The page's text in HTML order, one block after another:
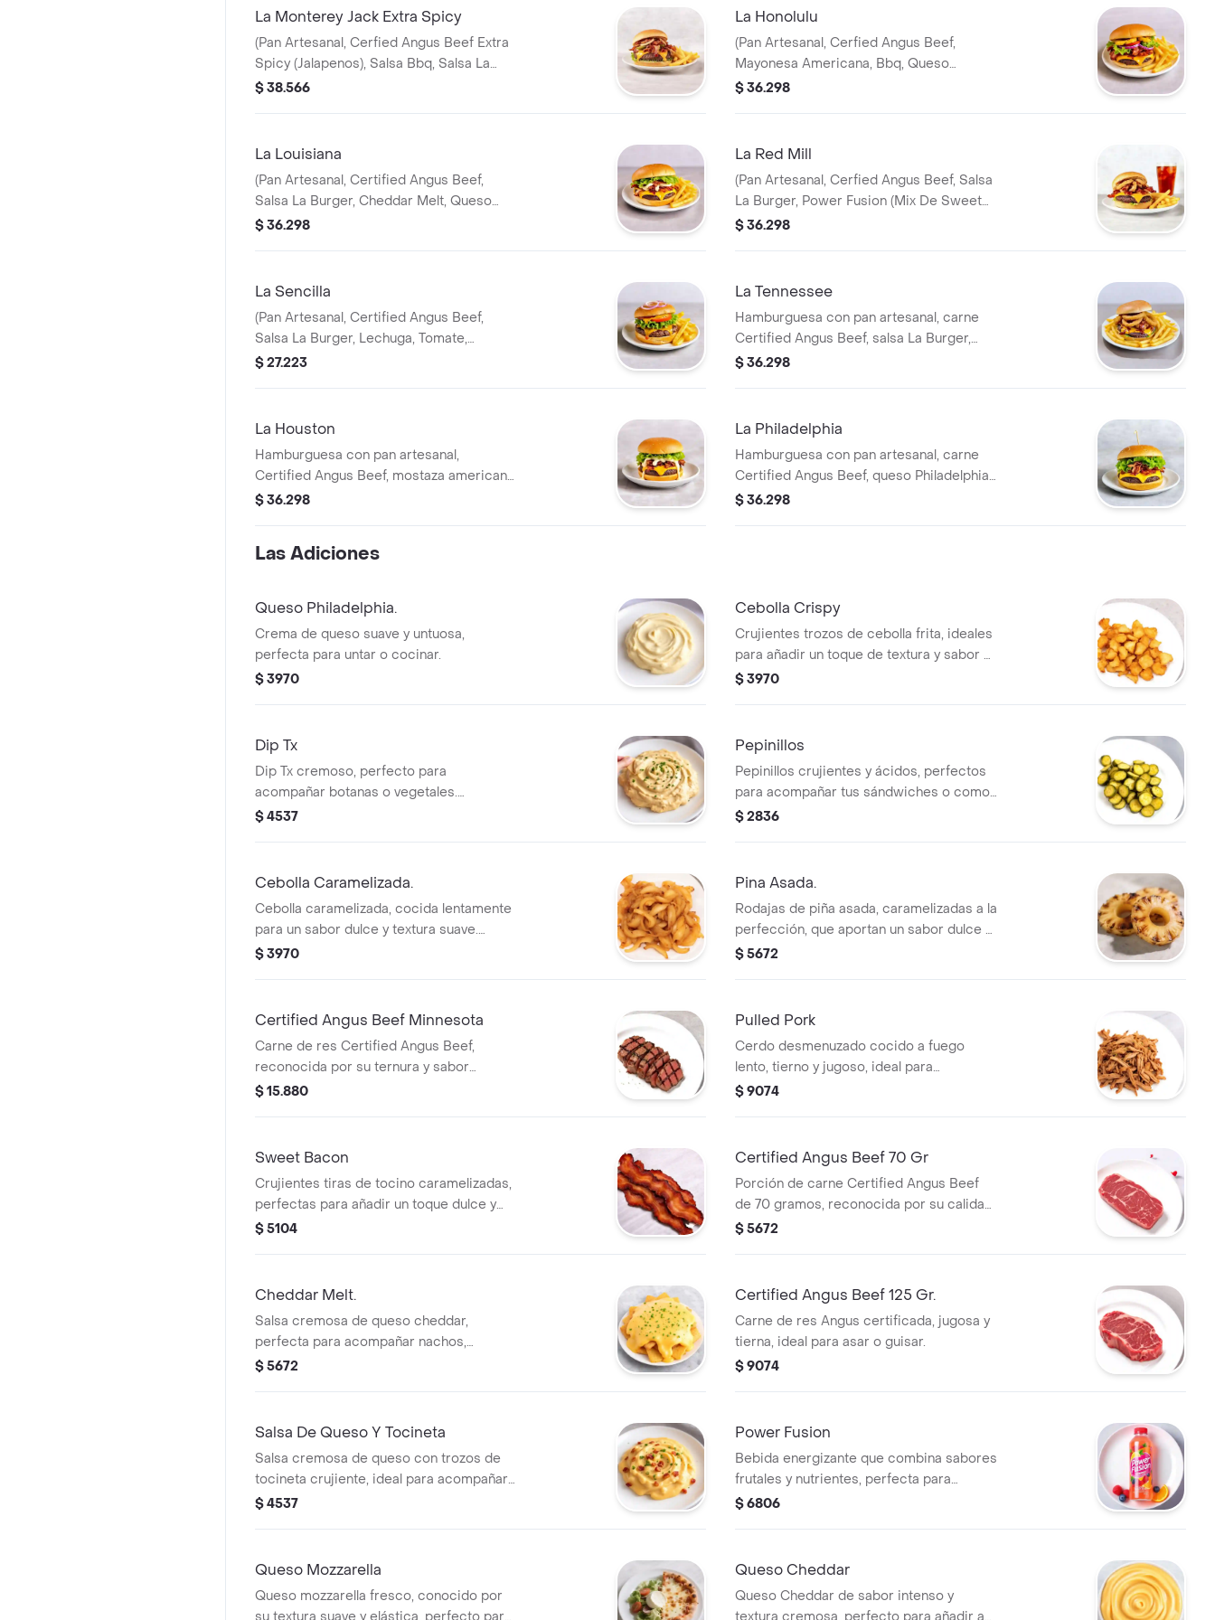
La Monterey Jack Extra Spicy
(Pan Artesanal, Cerfied Angus Beef Extra
Spicy (Jalapenos), Salsa Bbq, Salsa La
Burger, Queso Monterey Jack, Tocineta,
$ 38.566
La Honolulu
(Pan Artesanal, Cerfied Angus Beef,
Mayonesa Americana, Bbq, Queso
Mozzarella, Tocineta, Pina A La Parrilla,
$ 36.298
La Louisiana
(Pan Artesanal, Certified Angus Beef,
Salsa La Burger, Cheddar Melt, Queso
Mozzarella, Queso Philadelphia,
$ 36.298
La Red Mill
(Pan Artesanal, Cerfied Angus Beef, Salsa
La Burger, Power Fusion (Mix De Sweet
Bacon, Cebolla Caramelizada, Queso
$ 36.298
La Sencilla
(Pan Artesanal, Certified Angus Beef,
Salsa La Burger, Lechuga, Tomate,
Cebolla Roja)
$ 27.223
La Tennessee
Hamburguesa con pan artesanal, carne
Certified Angus Beef, salsa La Burger,
salsa Tennessee BBQ, salsa de queso y
$ 36.298
La Houston
Hamburguesa con pan artesanal,
Certified Angus Beef, mostaza americana,
queso cheddar, dip TX (Philadelphia,
$ 36.298
La Philadelphia
Hamburguesa con pan artesanal, carne
Certified Angus Beef, queso Philadelphia,
bacon, lechuga y salsa especial.
$ 36.298
Las Adiciones
Queso Philadelphia.
Crema de queso suave y untuosa,
perfecta para untar o cocinar.
$ 3970
Cebolla Crispy
Crujientes trozos de cebolla frita, ideales
para añadir un toque de textura y sabor a
tus platillos favoritos.
$ 3970
Dip Tx
Dip Tx cremoso, perfecto para
acompañar botanas o vegetales.
Decorado con cebollín picado.
$ 4537
Pepinillos
Pepinillos crujientes y ácidos, perfectos
para acompañar tus sándwiches o como
aperitivo.
$ 2836
Cebolla Caramelizada.
Cebolla caramelizada, cocida lentamente
para un sabor dulce y textura suave.
Perfecta para acompañar tus platos.
$ 3970
Pina Asada.
Rodajas de piña asada, caramelizadas a la
perfección, que aportan un sabor dulce y
ahumado.
$ 5672
Certified Angus Beef Minnesota
Carne de res Certified Angus Beef,
reconocida por su ternura y sabor
excepcional, ideal para asar.
$ 15.880
Pulled Pork
Cerdo desmenuzado cocido a fuego
lento, tierno y jugoso, ideal para
acompañar en tacos o sándwiches.
$ 9074
Sweet Bacon
Crujientes tiras de tocino caramelizadas,
perfectas para añadir un toque dulce y
salado a tus platillos.
$ 5104
Certified Angus Beef 70 Gr
Porción de carne Certified Angus Beef
de 70 gramos, reconocida por su calidad
superior, ideal para preparar un platillo
$ 5672
Cheddar Melt.
Salsa cremosa de queso cheddar,
perfecta para acompañar nachos,
hamburguesas o como dip.
$ 5672
Certified Angus Beef 125 Gr.
Carne de res Angus certificada, jugosa y
tierna, ideal para asar o guisar.
$ 9074
Salsa De Queso Y Tocineta
Salsa cremosa de queso con trozos de
tocineta crujiente, ideal para acompañar
tus platillos.
$ 4537
Power Fusion
Bebida energizante que combina sabores
frutales y nutrientes, perfecta para
revitalizarte en cualquier momento del
$ 6806
Queso Mozzarella
Queso mozzarella fresco, conocido por
Queso Cheddar
Queso Cheddar de sabor intenso y